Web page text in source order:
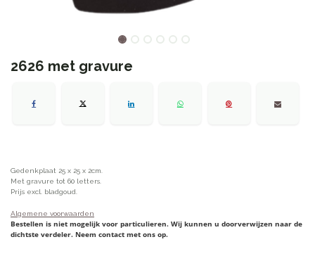
2626 met gravure
Gedenkplaat 25 x 25 x 2cm.
Met gravure tot 60 letters.
Prijs excl. bladgoud.
Algemene voorwaarden
Bestellen is niet mogelijk voor particulieren. Wij kunnen u doorverwijzen naar de
dichtste verdeler. Neem contact met ons op.